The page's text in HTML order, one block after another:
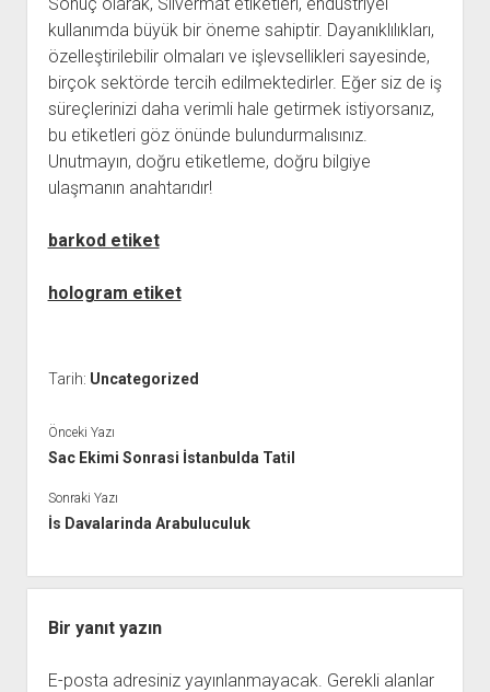
kullanımda büyük bir öneme sahiptir. Dayanıklılıkları,
özelleştirilebilir olmaları ve işlevsellikleri sayesinde,
birçok sektörde tercih edilmektedirler. Eğer siz de iş
süreçlerinizi daha verimli hale getirmek istiyorsanız,
bu etiketleri göz önünde bulundurmalısınız.
Unutmayın, doğru etiketleme, doğru bilgiye
ulaşmanın anahtarıdır!
barkod etiket
hologram etiket
Tarih: Uncategorized
Önceki Yazı
Sac Ekimi Sonrasi İstanbulda Tatil
Sonraki Yazı
İs Davalarinda Arabuluculuk
Bir yanıt yazın
E-posta adresiniz yayınlanmayacak. Gerekli alanlar